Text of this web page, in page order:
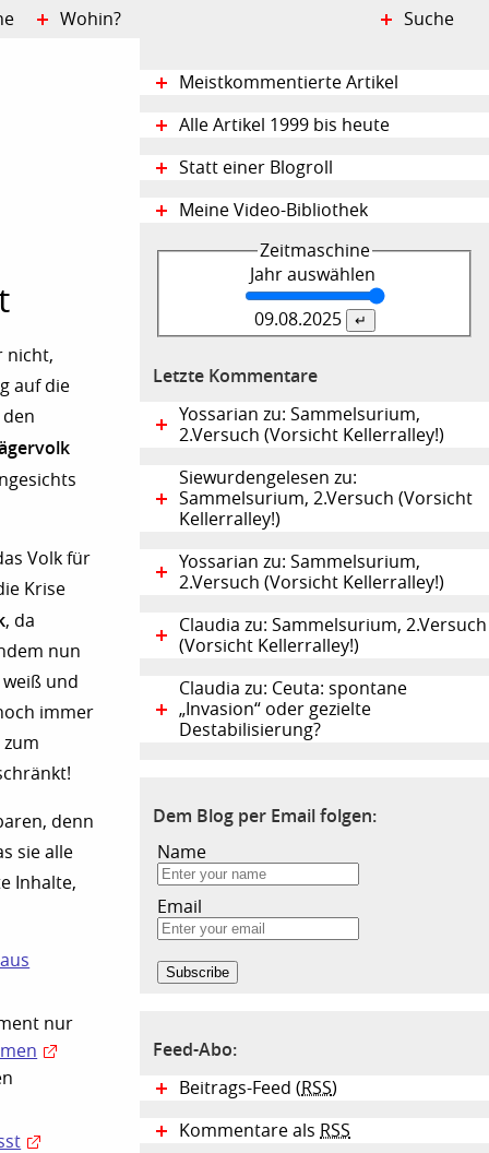
nicht,
auf die
Volk für
Krise
, da
nun
und
immer
denn
sie alle
Inhalte,
nur
Suche
Wohin?
Meistkommentierte Artikel
Alle Artikel 1999 bis heute
Statt einer Blogroll
Meine Video-Bibliothek
Zeitmaschine
Jahr auswählen
09.08.2025
Letzte Kommentare
Yossarian zu: Sammelsurium,
2.Versuch (Vorsicht Kellerralley!)
Siewurdengelesen zu:
Sammelsurium, 2.Versuch (Vorsicht
Kellerralley!)
Yossarian zu: Sammelsurium,
2.Versuch (Vorsicht Kellerralley!)
Claudia zu: Sammelsurium, 2.Versuch
(Vorsicht Kellerralley!)
Claudia zu: Ceuta: spontane
„Invasion“ oder gezielte
Destabilisierung?
Dem Blog per Email folgen:
Name
Email
Feed-Abo:
Beitrags-Feed (RSS)
Kommentare als RSS